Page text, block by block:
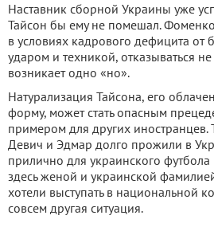
Наставник сборной Украины уже
Тайсон бы ему не помешал.
в условиях кадрового дефицита от
ударом и техникой, отказываться
возникает одно «но».
Натурализация Тайсона, его
форму, может стать опасным
примером для других иностранцев.
Девич и Эдмар долго прожили в
прилично для украинского
здесь женой и украинской
хотели выступать в национальной
совсем другая ситуация.